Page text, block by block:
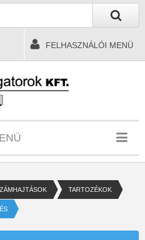
FELHASZNÁLÓI MENÜ
TARTOZÉKOK